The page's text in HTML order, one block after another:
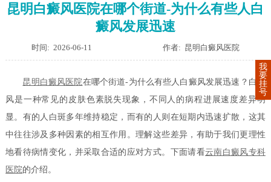
昆明白癜风医院在哪个街道-为什么有些人白
癜风发展迅速
时间: 2026-06-11 作者: 昆明白癜风医院
昆明白癜风医院在哪个街道-为什么有些人白癜风发展迅速？白癜
风是一种常见的皮肤色素脱失现象，不同人的病程进展速度差异明
显。有的人白斑多年维持稳定，而有的人则在短期内迅速扩散，这其
中往往涉及多种因素的相互作用。理解这些差异，有助于我们更理性
地看待病情变化，并采取合适的应对方式。下面请看云南白癜风专科
医院的介绍。
我
要
挂
号